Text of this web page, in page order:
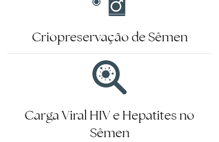
Criopreservação de Sêmen
Carga Viral HIV e Hepatites no
Sêmen